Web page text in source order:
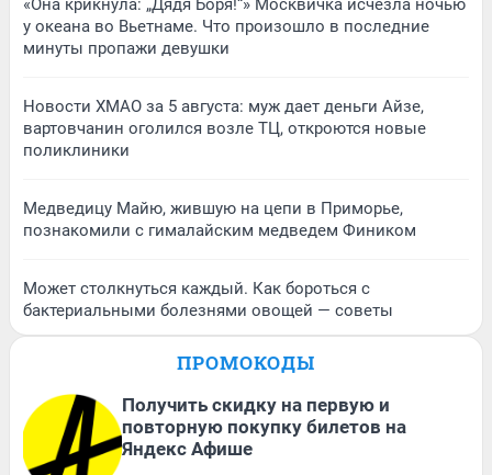
«Она крикнула: „Дядя Боря!“» Москвичка исчезла ночью
у океана во Вьетнаме. Что произошло в последние
минуты пропажи девушки
Новости ХМАО за 5 августа: муж дает деньги Айзе,
вартовчанин оголился возле ТЦ, откроются новые
поликлиники
Медведицу Майю, жившую на цепи в Приморье,
познакомили с гималайским медведем Фиником
Может столкнуться каждый. Как бороться с
бактериальными болезнями овощей — советы
ПРОМОКОДЫ
Получить скидку на первую и
повторную покупку билетов на
Яндекс Афише